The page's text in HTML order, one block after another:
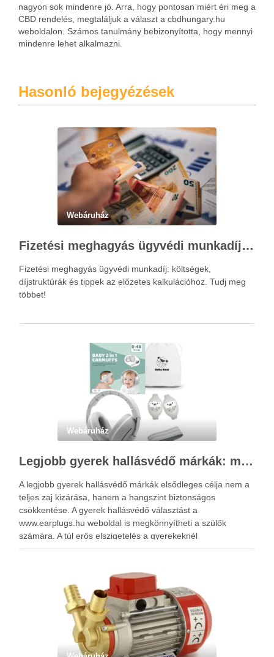
nagyon sok mindenre jó. Arra, hogy pontosan miért éri meg a
CBD rendelés, megtaláljuk a választ a cbdhungary.hu
weboldalon. Számos tanulmány bebizonyította, hogy mennyi
mindenre lehet alkalmazni.
Hasonló bejegyézések
Webáruház
Fizetési meghagyás ügyvédi munkadíja: teljes költségvetési útmutató
Fizetési meghagyás ügyvédi munkadíj: költségek,
díjstruktúrák és tippek az előzetes kalkulációhoz. Tudj meg
többet!
Webáruház
Legjobb gyerek hallásvédő márkák: mire figyeljenek a szülők választáskor?
A legjobb gyerek hallásvédő márkák elsődleges célja nem a
teljes zaj kizárása, hanem a hangszint biztonságos
csökkentése. A gyerek hallásvédő választást a
www.earplugs.hu weboldal is megkönnyítheti a szülők
számára. A túl erős elszigetelés a gyerekeknél
kényelmetlenséget, félelmet vagy dezorientáltságot is